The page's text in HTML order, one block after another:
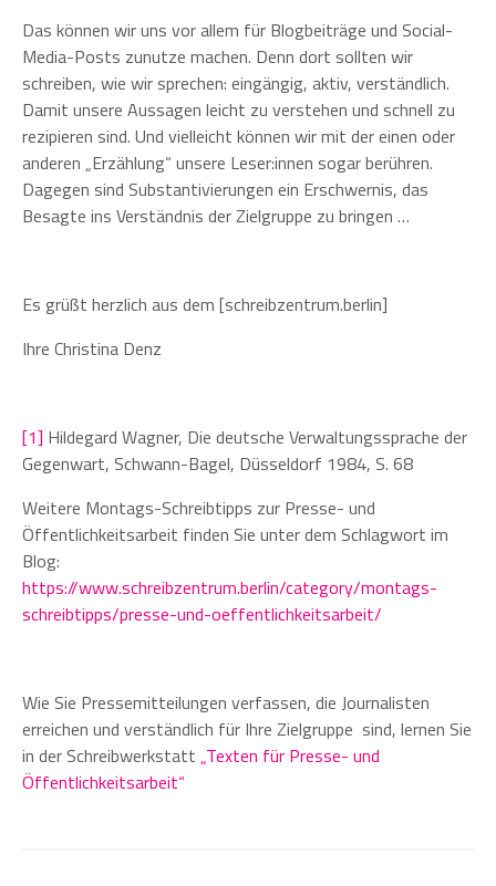
Das können wir uns vor allem für Blogbeiträge und Social-
Media-Posts zunutze machen. Denn dort sollten wir
schreiben, wie wir sprechen: eingängig, aktiv, verständlich.
Damit unsere Aussagen leicht zu verstehen und schnell zu
rezipieren sind. Und vielleicht können wir mit der einen oder
anderen „Erzählung“ unsere Leser:innen sogar berühren.
Dagegen sind Substantivierungen ein Erschwernis, das
Besagte ins Verständnis der Zielgruppe zu bringen …
Es grüßt herzlich aus dem [schreibzentrum.berlin]
Ihre Christina Denz
[1] Hildegard Wagner, Die deutsche Verwaltungssprache der
Gegenwart, Schwann-Bagel, Düsseldorf 1984, S. 68
Weitere Montags-Schreibtipps zur Presse- und
Öffentlichkeitsarbeit finden Sie unter dem Schlagwort im
Blog:
https://www.schreibzentrum.berlin/category/montags-
schreibtipps/presse-und-oeffentlichkeitsarbeit/
Wie Sie Pressemitteilungen verfassen, die Journalisten
erreichen und verständlich für Ihre Zielgruppe sind, lernen Sie
in der Schreibwerkstatt „Texten für Presse- und
Öffentlichkeitsarbeit“